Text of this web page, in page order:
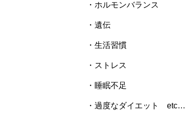
・ホルモンバランス
・遺伝
・生活習慣
・ストレス
・睡眠不足
・過度なダイエット etc…